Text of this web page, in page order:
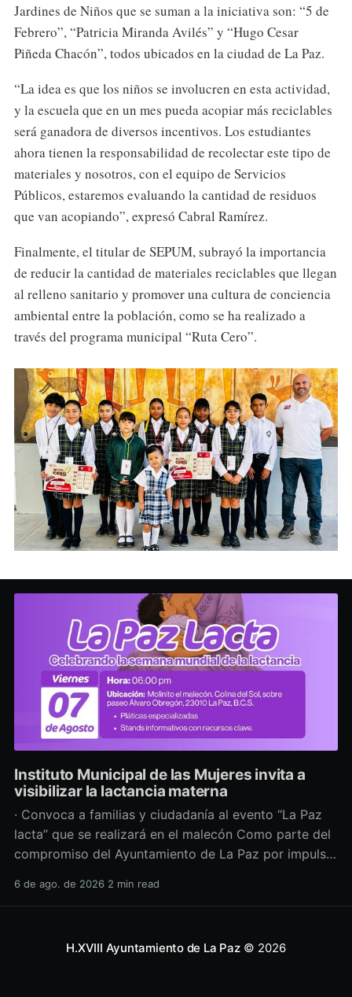
Jardines de Niños que se suman a la iniciativa son: “5 de
Febrero”, “Patricia Miranda Avilés” y “Hugo Cesar
Piñeda Chacón”, todos ubicados en la ciudad de La Paz.
“La idea es que los niños se involucren en esta actividad,
y la escuela que en un mes pueda acopiar más reciclables
será ganadora de diversos incentivos. Los estudiantes
ahora tienen la responsabilidad de recolectar este tipo de
materiales y nosotros, con el equipo de Servicios
Públicos, estaremos evaluando la cantidad de residuos
que van acopiando”, expresó Cabral Ramírez.
Finalmente, el titular de SEPUM, subrayó la importancia
de reducir la cantidad de materiales reciclables que llegan
al relleno sanitario y promover una cultura de conciencia
ambiental entre la población, como se ha realizado a
través del programa municipal “Ruta Cero”.
Instituto Municipal de las Mujeres invita a
visibilizar la lactancia materna
· Convoca a familias y ciudadanía al evento “La Paz
lacta” que se realizará en el malecón Como parte del
compromiso del Ayuntamiento de La Paz por impulsar
salud y los derechos de las mujeres, así como generar
6 de ago. de 2026 2 min read
H.XVIII Ayuntamiento de La Paz© 2026